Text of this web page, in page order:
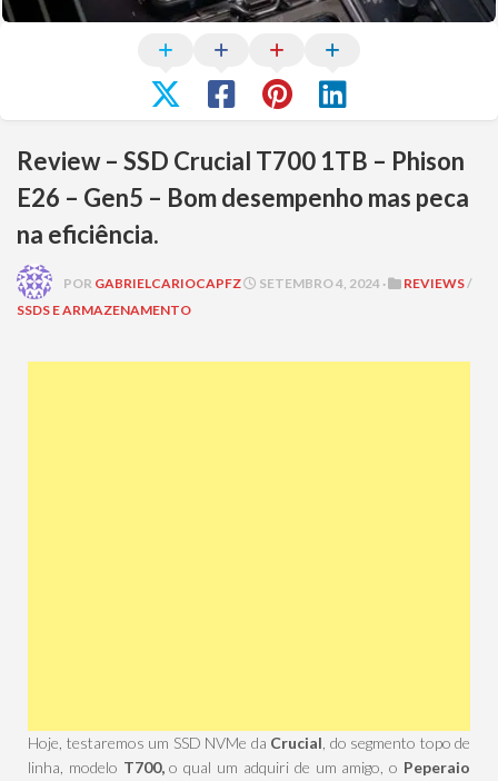
Review – SSD Crucial T700 1TB – Phison
E26 – Gen5 – Bom desempenho mas peca
na eficiência.
POR GABRIELCARIOCAPFZ SETEMBRO 4, 2024 · REVIEWS/
SSDS E ARMAZENAMENTO
Hoje, testaremos um SSD NVMe da Crucial , do segmento topo de
linha, modelo T700,o qual um adquiri de um amigo, o Peperaio